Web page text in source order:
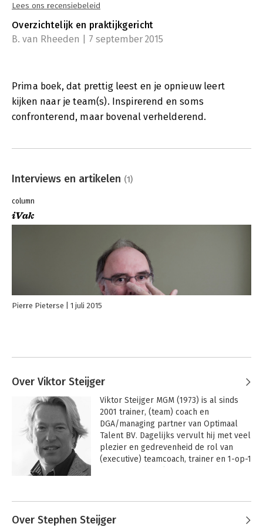
Lees ons recensiebeleid
Overzichtelijk en praktijkgericht
B. van Rheeden | 7 september 2015
Prima boek, dat prettig leest en je opnieuw leert
kijken naar je team(s). Inspirerend en soms
confronterend, maar bovenal verhelderend.
Interviews en artikelen (1)
column
iVak
Pierre Pieterse 1 juli 2015
Over Viktor Steijger
Viktor Steijger MGM (1973) is al sinds
2001 trainer, (team) coach en
DGA/managing partner van Optimaal
Talent BV. Dagelijks vervult hij met veel
plezier en gedrevenheid de rol van
(executive) teamcoach, trainer en 1-op-1
specialiseerde in de disciplines
Over Stephen Steijger